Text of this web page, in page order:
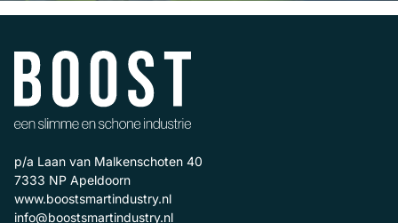
p/a Laan van Malkenschoten 40
7333 NP Apeldoorn
www.boostsmartindustry.nl
info@boostsmartindustry.nl